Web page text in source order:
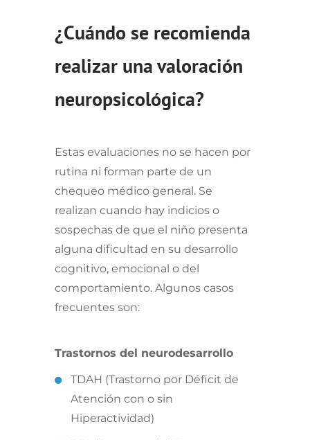
¿Cuándo se recomienda
realizar una valoración
neuropsicológica?
Estas evaluaciones no se hacen por
rutina ni forman parte de un
chequeo médico general. Se
realizan cuando hay indicios o
sospechas de que el niño presenta
alguna dificultad en su desarrollo
cognitivo, emocional o del
comportamiento. Algunos casos
frecuentes son:
Trastornos del neurodesarrollo
TDAH (Trastorno por Déficit de
Atención con o sin
Hiperactividad)